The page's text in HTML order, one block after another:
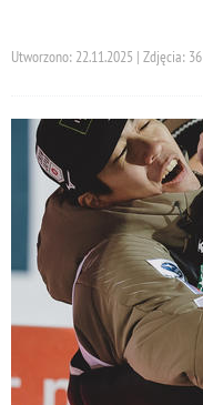
Utworzono: 22.11.2025 | Zdjęcia: 36